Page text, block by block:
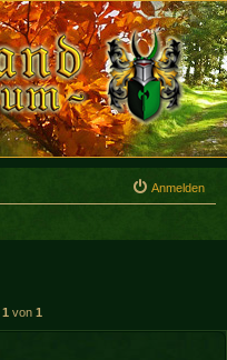
Anmelden
1 von 1